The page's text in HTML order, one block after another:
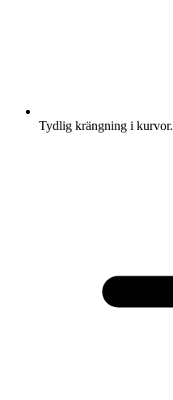
Tydlig krängning i kurvor.